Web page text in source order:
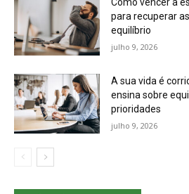
para recuperar
equilíbrio
julho 9, 2026
A sua vida é
ensina sobre
prioridades
julho 9, 2026